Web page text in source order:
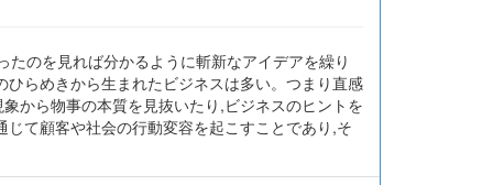
のを見れば分かるように斬新なアイデアを繰り
らめきから生まれたビジネスは多い。つまり直感
から物事の本質を見抜いたり,ビジネスのヒントを
て顧客や社会の行動変容を起こすことであり,そ